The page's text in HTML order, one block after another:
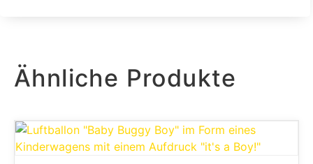
Ähnliche Produkte